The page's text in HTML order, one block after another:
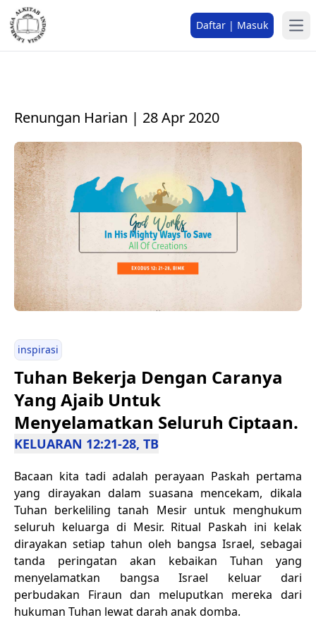
Daftar | Masuk
Renungan Harian | 28 Apr 2020
inspirasi
Tuhan Bekerja Dengan Caranya
Yang Ajaib Untuk
Menyelamatkan Seluruh Ciptaan.
KELUARAN 12:21-28, TB
Bacaan kita tadi adalah perayaan Paskah pertama
yang dirayakan dalam suasana mencekam, dikala
Tuhan berkeliling tanah Mesir untuk menghukum
seluruh keluarga di Mesir. Ritual Paskah ini kelak
dirayakan setiap tahun oleh bangsa Israel, sebagai
tanda peringatan akan kebaikan Tuhan yang
menyelamatkan bangsa Israel keluar dari
perbudakan Firaun dan meluputkan mereka dari
hukuman Tuhan lewat darah anak domba.